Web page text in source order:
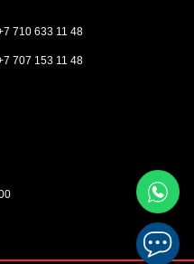
710 633 11 48
707 153 11 48